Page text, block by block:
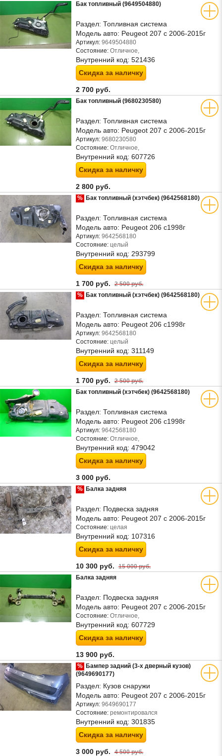
Бак топливный (9649504880)
Раздел: Топливная система
Модель авто: Peugeot 207 с 2006-2015г
Артикул: 9649504880
Состояние: Отличное,
Внутренний код: 521436
Скидка за наличку
2 700 руб.
Бак топливный (9680230580)
Раздел: Топливная система
Модель авто: Peugeot 207 с 2006-2015г
Артикул: 9680230580
Состояние: Отличное,
Внутренний код: 607726
Скидка за наличку
2 800 руб.
% Бак топливный (хэтчбек) (9642568180)
Раздел: Топливная система
Модель авто: Peugeot 206 с1998г
Артикул: 9642568180
Состояние: целый
Внутренний код: 293799
Скидка за наличку
1 700 руб. 2 500 руб.
% Бак топливный (хэтчбек) (9642568180)
Раздел: Топливная система
Модель авто: Peugeot 206 с1998г
Артикул: 9642568180
Состояние: целый
Внутренний код: 311149
Скидка за наличку
1 700 руб. 2 500 руб.
Бак топливный (хэтчбек) (9642568180)
Раздел: Топливная система
Модель авто: Peugeot 206 с1998г
Артикул: 9642568180
Состояние: Отличное,
Внутренний код: 479042
Скидка за наличку
3 000 руб.
% Балка задняя
Раздел: Подвеска задняя
Модель авто: Peugeot 207 с 2006-2015г
Состояние: целая
Внутренний код: 107316
Скидка за наличку
10 300 руб. 15 000 руб.
Балка задняя
Раздел: Подвеска задняя
Модель авто: Peugeot 207 с 2006-2015г
Состояние: Отличное,
Внутренний код: 607729
Скидка за наличку
13 900 руб.
% Бампер задний (3-х дверный кузов)
(9649690177)
Раздел: Кузов снаружи
Модель авто: Peugeot 207 с 2006-2015г
Артикул: 9649690177
Состояние: ремонтировался
Внутренний код: 301835
Скидка за наличку
3 000 руб. 4 500 руб.